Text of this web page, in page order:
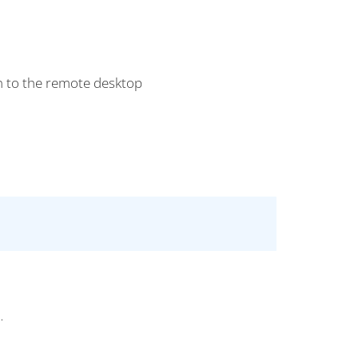
to the remote desktop